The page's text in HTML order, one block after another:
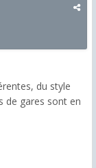
du style
de gares sont en